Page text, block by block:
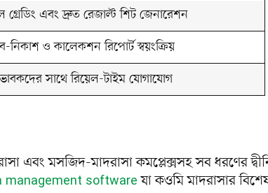
গ্রেডিং এবং দ্রুত রেজাল্ট শিট জেনারেশন
নিকাশ ও কালেকশন রিপোর্ট স্বয়ংক্রিয়
সাথে রিয়েল-টাইম যোগাযোগ
এবং মসজিদ-মাদরাসা কমপ্লেক্সসহ সব ধরণের
management software যা কওমি মাদরাসার